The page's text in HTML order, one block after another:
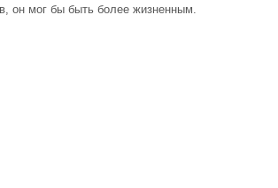
он мог бы быть более жизненным.